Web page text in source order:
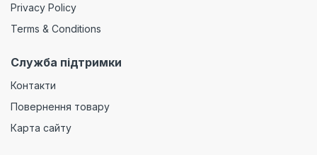
Privacy Policy
Terms & Conditions
Служба підтримки
Контакти
Повернення товару
Карта сайту